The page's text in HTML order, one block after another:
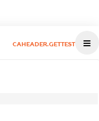
CAHEADER.GETTEST